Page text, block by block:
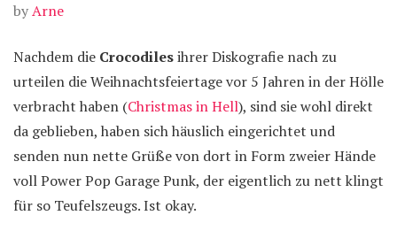
byArne
Nachdem die Crocodilesihrer Diskografie nach zu
urteilen die Weihnachtsfeiertage vor 5 Jahren in der Hölle
verbracht haben (Christmas in Hell), sind sie wohl direkt
da geblieben, haben sich häuslich eingerichtet und
senden nun nette Grüße von dort in Form zweier Hände
voll Power Pop Garage Punk, der eigentlich zu nett klingt
für so Teufelszeugs. Ist okay.